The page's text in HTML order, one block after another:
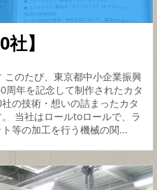
】
のたび、東京都中小企業振興
周年を記念して制作されたカタ
の技術・想いの詰まったカタ
当社はロールtoロールで、ラ
等の加工を行う機械の関...